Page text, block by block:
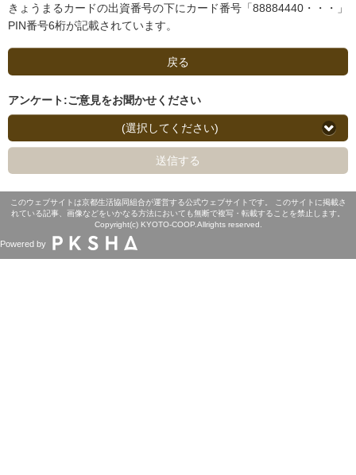
きょうまるカードの出資番号の下にカード番号「88884440・・・」
PIN番号6桁が記載されています。
戻る
アンケート:ご意見をお聞かせください
(選択してください)
送信する
このウェブサイトは京都生活協同組合が運営する公式ウェブサイトです。 このサイトに掲載さ
れている記事、画像などをいかなる方法においても無断で複写・転載することを禁止します。
Copyright(c) KYOTO-COOP.Allrights reserved.
Powered by